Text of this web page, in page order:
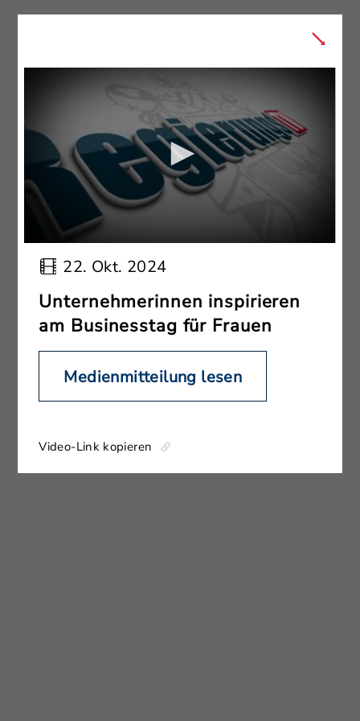
22. Okt. 2024
Unternehmerinnen inspirieren
am Businesstag für Frauen
Medienmitteilung lesen
Video-Link kopieren